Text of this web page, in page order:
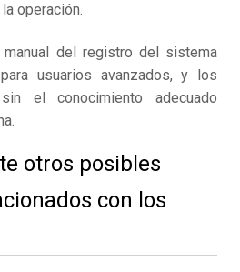
operación.
manual del registro del sistema
usuarios avanzados, y los
el conocimiento adecuado
otros posibles
con los